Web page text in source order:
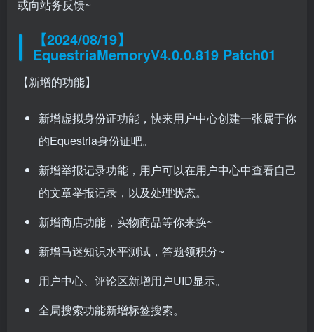
或向站务反馈~
【2024/08/19】
EquestriaMemoryV4.0.0.819 Patch01
【新增的功能】
新增虚拟身份证功能，快来用户中心创建一张属于你
的Equestria身份证吧。
新增举报记录功能，用户可以在用户中心中查看自己
的文章举报记录，以及处理状态。
新增商店功能，实物商品等你来换~
新增马迷知识水平测试，答题领积分~
用户中心、评论区新增用户UID显示。
全局搜索功能新增标签搜索。